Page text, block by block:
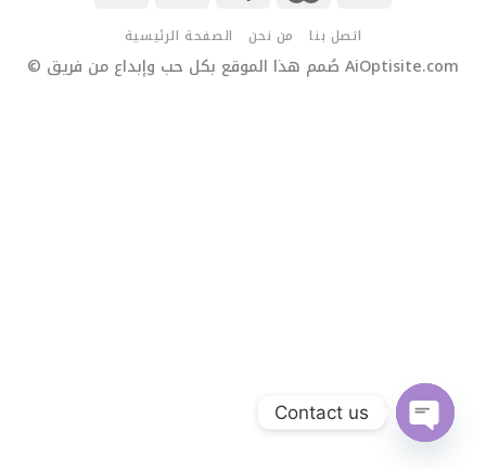
الصفحة الرئيسية من نحن اتصل بنا
© صُمم هذا الموقع بكل حب وإبداع من فريق AiOptisite.com
Contact us